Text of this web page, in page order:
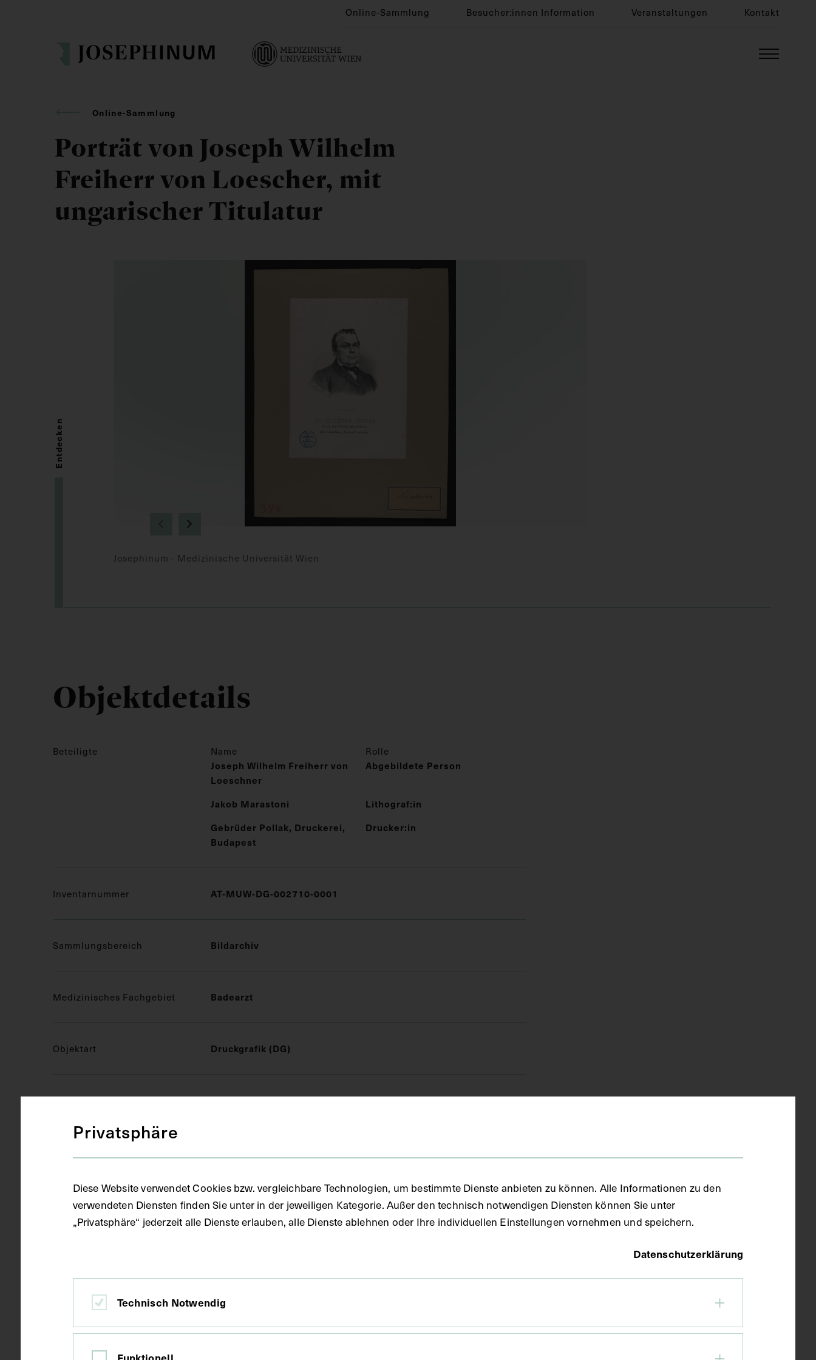
Online-Sammlung Besucher:innen Information Veranstaltungen Kontakt
Online-Sammlung
Porträt von Joseph Wilhelm
Freiherr von Loescher, mit
ungarischer Titulatur
Josephinum - Medizinische Universität Wien
Entdecken
Objektdetails
Beteiligte Name Rolle
Joseph Wilhelm Freiherr von
Loeschner
Abgebildete Person
Jakob Marastoni
Lithograf:in
Gebrüder Pollak, Druckerei,
Budapest
Drucker:in
Inventarnummer AT-MUW-DG-002710-0001
Sammlungsbereich Bildarchiv
Medizinisches Fachgebiet Badearzt
Objektart Druckgrafik (DG)
Gegenstand Lithografie
Ofen-Pest
Lithografie
Privatsphäre
Diese Website verwendet Cookies bzw. vergleichbare Technologien, um bestimmte Dienste anbieten zu können. Alle Informationen zu den
verwendeten Diensten finden Sie unter in der jeweiligen Kategorie. Außer den technisch notwendigen Diensten können Sie unter
„Privatsphäre“ jederzeit alle Dienste erlauben, alle Dienste ablehnen oder Ihre individuellen Einstellungen vornehmen und speichern.
Datenschutzerklärung
Technisch Notwendig